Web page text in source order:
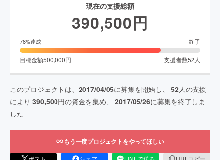
現在の支援総額
390,500円
78%達成 終了
目標金額500,000円 支援者数52 人
このプロジェクトは、 2017/04/05に募集を開始し、 52人の支援
により 390,500円の資金を集め、 2017/05/26に募集を終了しま
した
もう一度プロジェクトをやってほしい